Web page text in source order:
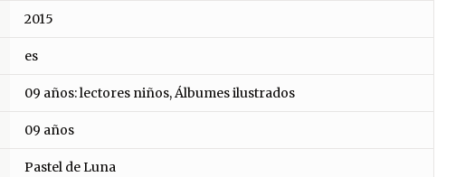
2015
es
09 años: lectores niños, Álbumes ilustrados
09 años
Pastel de Luna